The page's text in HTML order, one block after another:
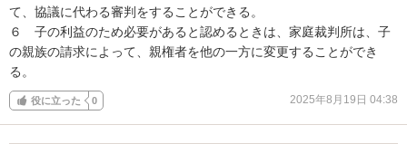
て、協議に代わる審判をすることができる。
６　子の利益のため必要があると認めるときは、家庭裁判所は、子
の親族の請求によって、親権者を他の一方に変更することができ
る。
役に立った 0 2025年8月19日 04:38